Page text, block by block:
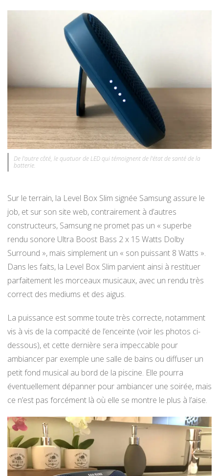
De l’autre côté, le quatuor de LED qui témoignent de l’état de santé de la
batterie.
Sur le terrain, la Level Box Slim signée Samsung assure le
job, et sur son site web, contrairement à d’autres
constructeurs, Samsung ne promet pas un « superbe
rendu sonore Ultra Boost Bass 2 x 15 Watts Dolby
Surround », mais simplement un « son puissant 8 Watts ».
Dans les faits, la Level Box Slim parvient ainsi à restituer
parfaitement les morceaux musicaux, avec un rendu très
correct des mediums et des aigus.
La puissance est somme toute très correcte, notamment
vis à vis de la compacité de l’enceinte (voir les photos ci-
dessous), et cette dernière sera impeccable pour
ambiancer par exemple une salle de bains ou diffuser un
petit fond musical au bord de la piscine. Elle pourra
éventuellement dépanner pour ambiancer une soirée, mais
ce n’est pas forcément là où elle se montre le plus à l’aise.